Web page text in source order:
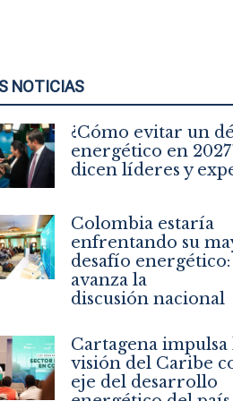
NOTICIAS
¿Cómo evitar un
energético en
dicen líderes y
Colombia estaría
enfrentando su
desafío energético:
avanza la
discusión nacional
Cartagena impulsa
visión del Caribe
eje del desarrollo